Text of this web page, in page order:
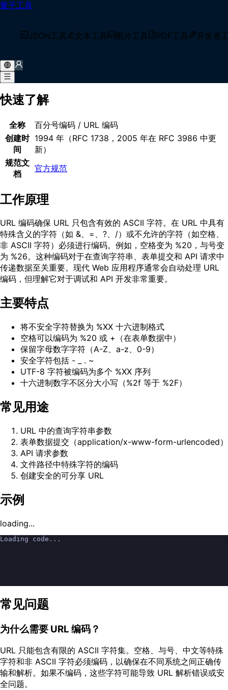
量子工具
JSON工具 文本工具 图片工具 PDF工具 开发者
首页/术语库
什么是 URL 编码？
码信息的机制，通过将不安全的 ASCII 字符替换为 '%' 后跟两
个表示字符字节值的十六进制数字来实现。
快速了解
全称
百分号编码 / URL 编码
创建时
间
1994 年（RFC 1738，2005 年在 RFC 3986 中更
新）
规范文
档
官方规范
工作原理
URL 编码确保 URL 只包含有效的 ASCII 字符。在 URL 中具有
特殊含义的字符（如 &、=、?、/）或不允许的字符（如空格、
非 ASCII 字符）必须进行编码。例如，空格变为 %20，与号变
为 %26。这种编码对于在查询字符串、表单提交和 API 请求中
传递数据至关重要。现代 Web 应用程序通常会自动处理 URL
编码，但理解它对于调试和 API 开发非常重要。
主要特点
将不安全字符替换为 %XX 十六进制格式
空格可以编码为 %20 或 +（在表单数据中）
保留字母数字字符（A-Z、a-z、0-9）
安全字符包括 - _ . ~
UTF-8 字符被编码为多个 %XX 序列
十六进制数字不区分大小写（%2f 等于 %2F）
常见用途
URL 中的查询字符串参数
表单数据提交（application/x-www-form-urlencoded）
API 请求参数
文件路径中特殊字符的编码
创建安全的可分享 URL
示例
loading...
Loading code...
常见问题
为什么需要 URL 编码？
URL 只能包含有限的 ASCII 字符集。空格、与号、中文等特殊
字符和非 ASCII 字符必须编码，以确保在不同系统之间正确传
输和解析。如果不编码，这些字符可能导致 URL 解析错误或安
全问题。